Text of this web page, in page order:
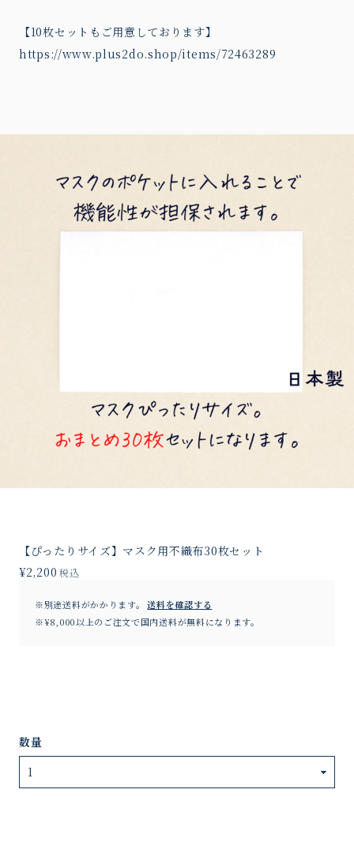
【10枚セットもご用意しております】
https://www.plus2do.shop/items/72463289
【ぴったりサイズ】マスク用不織布30枚セット
¥2,200 税込
※別途送料がかかります。
送料を確認する
※¥8,000以上のご注文で国内送料が無料になります。
数量